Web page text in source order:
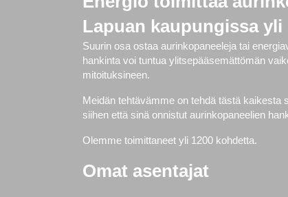
Lapuan kaupungissa yli
Suurin osa ostaa aurinkopaneeleja tai
hankinta voi tuntua ylitsepääsemättömän
mitoituksineen.
Meidän tehtävämme on tehdä tästä kaikesta
siihen että sinä onnistut aurinkopaneelien
Olemme toimittaneet yli 1200 kohdetta.
Omat asentajat